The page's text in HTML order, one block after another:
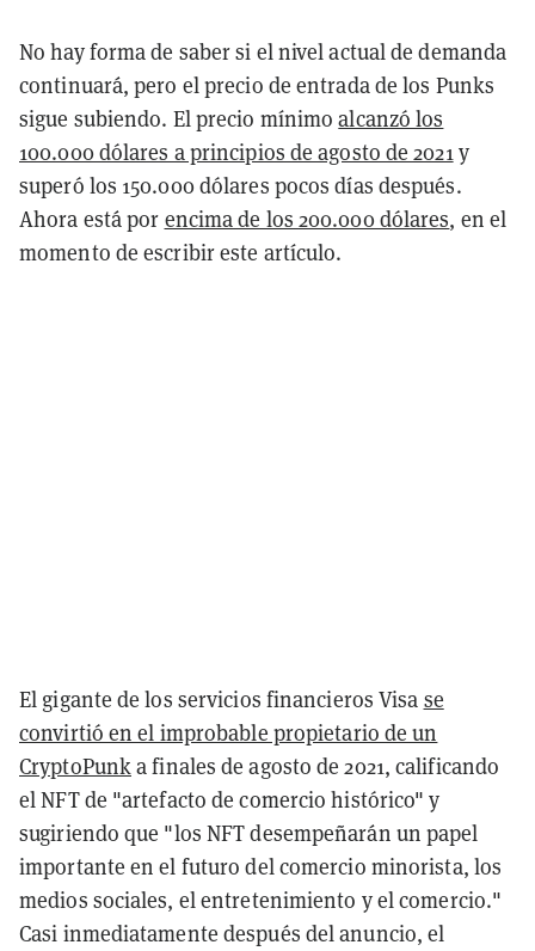
No hay forma de saber si el nivel actual de demanda
continuará, pero el precio de entrada de los Punks
sigue subiendo. El precio mínimoalcanzó los
100.000 dólares a principios de agosto de 2021y
superó los 150.000 dólares pocos días después.
Ahora está por encima de los 200.000 dólares, en el
momento de escribir este artículo.
El gigante de los servicios financieros Visa se
convirtió en el improbable propietario de un
CryptoPunka finales de agosto de 2021, calificando
el NFT de "artefacto de comercio histórico" y
sugiriendo que "los NFT desempeñarán un papel
importante en el futuro del comercio minorista, los
medios sociales, el entretenimiento y el comercio."
Casi inmediatamente después del anuncio, el